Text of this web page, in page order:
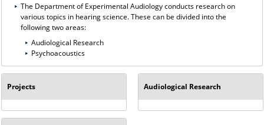
The Department of Experimental Audiology conducts research on
various topics in hearing science. These can be divided into the
following two areas:
Audiological Research
Psychoacoustics
Projects Audiological Research